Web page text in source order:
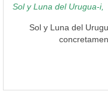
Sol y Luna del Urugua-i,
Sol y Luna del